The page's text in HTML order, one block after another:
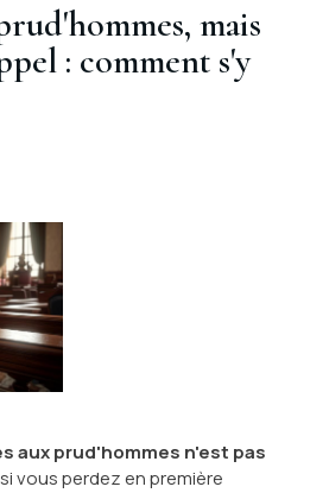
mais
: comment s'y
aux prud'hommes n'est pas
vous perdez en première